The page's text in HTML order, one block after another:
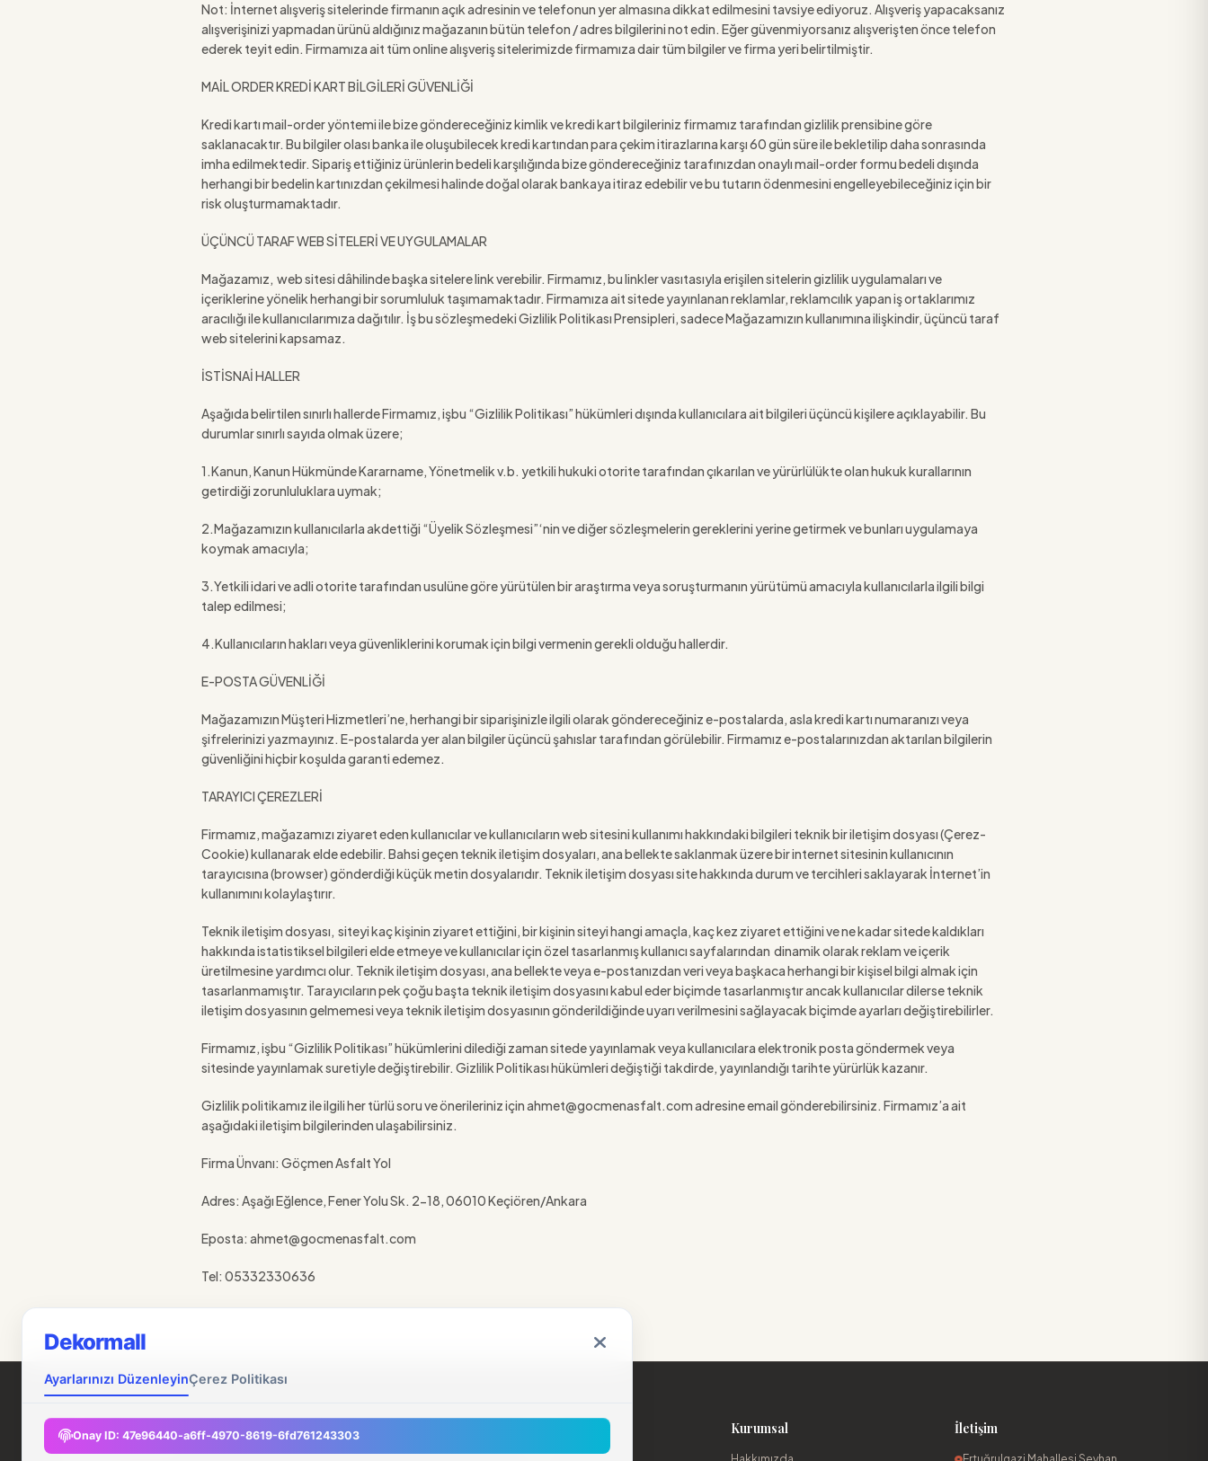
Not: İnternet alışveriş sitelerinde firmanın açık adresinin ve telefonun yer almasına dikkat edilmesini tavsiye ediyoruz. Alışveriş yapacaksanız
alışverişinizi yapmadan ürünü aldığınız mağazanın bütün telefon / adres bilgilerini not edin. Eğer güvenmiyorsanız alışverişten önce telefon
ederek teyit edin. Firmamıza ait tüm online alışveriş sitelerimizde firmamıza dair tüm bilgiler ve firma yeri belirtilmiştir.
MAİL ORDER KREDİ KART BİLGİLERİ GÜVENLİĞİ
Kredi kartı mail-order yöntemi ile bize göndereceğiniz kimlik ve kredi kart bilgileriniz firmamız tarafından gizlilik prensibine göre
saklanacaktır. Bu bilgiler olası banka ile oluşubilecek kredi kartından para çekim itirazlarına karşı 60 gün süre ile bekletilip daha sonrasında
imha edilmektedir. Sipariş ettiğiniz ürünlerin bedeli karşılığında bize göndereceğiniz tarafınızdan onaylı mail-order formu bedeli dışında
herhangi bir bedelin kartınızdan çekilmesi halinde doğal olarak bankaya itiraz edebilir ve bu tutarın ödenmesini engelleyebileceğiniz için bir
risk oluşturmamaktadır.
ÜÇÜNCÜ TARAF WEB SİTELERİ VE UYGULAMALAR
Mağazamız, web sitesi dâhilinde başka sitelere link verebilir. Firmamız, bu linkler vasıtasıyla erişilen sitelerin gizlilik uygulamaları ve
içeriklerine yönelik herhangi bir sorumluluk taşımamaktadır. Firmamıza ait sitede yayınlanan reklamlar, reklamcılık yapan iş ortaklarımız
aracılığı ile kullanıcılarımıza dağıtılır. İş bu sözleşmedeki Gizlilik Politikası Prensipleri, sadece Mağazamızın kullanımına ilişkindir, üçüncü taraf
web sitelerini kapsamaz.
İSTİSNAİ HALLER
Aşağıda belirtilen sınırlı hallerde Firmamız, işbu “Gizlilik Politikası” hükümleri dışında kullanıcılara ait bilgileri üçüncü kişilere açıklayabilir. Bu
durumlar sınırlı sayıda olmak üzere;
1.Kanun, Kanun Hükmünde Kararname, Yönetmelik v.b. yetkili hukuki otorite tarafından çıkarılan ve yürürlülükte olan hukuk kurallarının
getirdiği zorunluluklara uymak;
2.Mağazamızın kullanıcılarla akdettiği “Üyelik Sözleşmesi”‘nin ve diğer sözleşmelerin gereklerini yerine getirmek ve bunları uygulamaya
koymak amacıyla;
3.Yetkili idari ve adli otorite tarafından usulüne göre yürütülen bir araştırma veya soruşturmanın yürütümü amacıyla kullanıcılarla ilgili bilgi
talep edilmesi;
4.Kullanıcıların hakları veya güvenliklerini korumak için bilgi vermenin gerekli olduğu hallerdir.
E-POSTA GÜVENLİĞİ
Mağazamızın Müşteri Hizmetleri’ne, herhangi bir siparişinizle ilgili olarak göndereceğiniz e-postalarda, asla kredi kartı numaranızı veya
şifrelerinizi yazmayınız. E-postalarda yer alan bilgiler üçüncü şahıslar tarafından görülebilir. Firmamız e-postalarınızdan aktarılan bilgilerin
güvenliğini hiçbir koşulda garanti edemez.
TARAYICI ÇEREZLERİ
Firmamız, mağazamızı ziyaret eden kullanıcılar ve kullanıcıların web sitesini kullanımı hakkındaki bilgileri teknik bir iletişim dosyası (Çerez-
Cookie) kullanarak elde edebilir. Bahsi geçen teknik iletişim dosyaları, ana bellekte saklanmak üzere bir internet sitesinin kullanıcının
tarayıcısına (browser) gönderdiği küçük metin dosyalarıdır. Teknik iletişim dosyası site hakkında durum ve tercihleri saklayarak İnternet’in
kullanımını kolaylaştırır.
Teknik iletişim dosyası, siteyi kaç kişinin ziyaret ettiğini, bir kişinin siteyi hangi amaçla, kaç kez ziyaret ettiğini ve ne kadar sitede kaldıkları
hakkında istatistiksel bilgileri elde etmeye ve kullanıcılar için özel tasarlanmış kullanıcı sayfalarından dinamik olarak reklam ve içerik
üretilmesine yardımcı olur. Teknik iletişim dosyası, ana bellekte veya e-postanızdan veri veya başkaca herhangi bir kişisel bilgi almak için
tasarlanmamıştır. Tarayıcıların pek çoğu başta teknik iletişim dosyasını kabul eder biçimde tasarlanmıştır ancak kullanıcılar dilerse teknik
iletişim dosyasının gelmemesi veya teknik iletişim dosyasının gönderildiğinde uyarı verilmesini sağlayacak biçimde ayarları değiştirebilirler.
Firmamız, işbu “Gizlilik Politikası” hükümlerini dilediği zaman sitede yayınlamak veya kullanıcılara elektronik posta göndermek veya
sitesinde yayınlamak suretiyle değiştirebilir. Gizlilik Politikası hükümleri değiştiği takdirde, yayınlandığı tarihte yürürlük kazanır.
Gizlilik politikamız ile ilgili her türlü soru ve önerileriniz için ahmet@gocmenasfalt.com adresine email gönderebilirsiniz. Firmamız’a ait
aşağıdaki iletişim bilgilerinden ulaşabilirsiniz.
Firma Ünvanı: Göçmen Asfalt Yol
Adres: Aşağı Eğlence, Fener Yolu Sk. 2-18, 06010 Keçiören/Ankara
Eposta: ahmet@gocmenasfalt.com
Tel: 05332330636
Kurumsal İletişim
Dekormall
Ayarlarınızı DüzenleyinÇerez Politikası
Onay ID: 47e96440-a6ff-4970-8619-6fd761243303